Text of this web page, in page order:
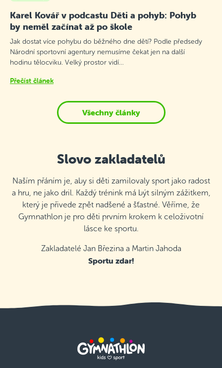
Karel Kovář v podcastu Děti a pohyb: Pohyb
by neměl začínat až po škole
Jak dostat více pohybu do běžného dne dětí? Podle předsedy
Národní sportovní agentury nemusíme čekat jen na další
hodinu tělocviku. Velký prostor vidí…
Přečíst článek
Všechny články
Slovo zakladatelů
Naším přáním je, aby si děti zamilovaly sport jako radost
a hru, ne jako dril. Každý trénink má být silným zážitkem,
který je přivede zpět nadšené a šťastné. Věříme, že
Gymnathlon je pro děti prvním krokem k celoživotní
lásce ke sportu.
Zakladatelé Jan Březina a Martin Jahoda
Sportu zdar!